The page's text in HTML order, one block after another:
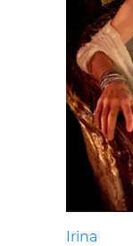
Irina